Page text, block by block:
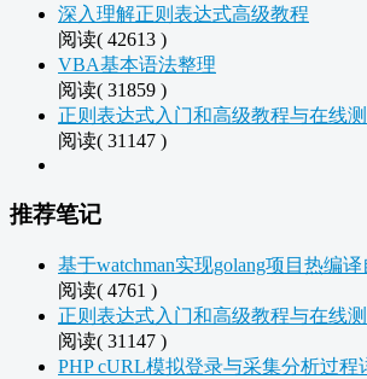
深入理解正则表达式高级教程
阅读( 42613 )
VBA基本语法整理
阅读( 31859 )
正则表达式入门和高级教程与在线
阅读( 31147 )
推荐笔记
基于watchman实现golang项目热编
阅读( 4761 )
正则表达式入门和高级教程与在线
阅读( 31147 )
PHP cURL模拟登录与采集分析过程